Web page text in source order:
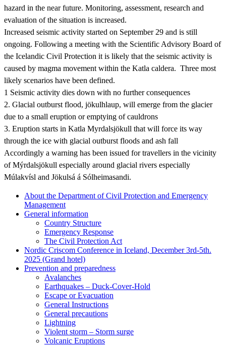
hazard in the near future. Monitoring, assessment, research and
evaluation of the situation is increased.
Increased seismic activity started on September 29 and is still
ongoing. Following a meeting with the Scientific Advisory Board of
the Icelandic Civil Protection it is likely that the seismic activity is
caused by magma movement within the Katla caldera. Three most
likely scenarios have been defined.
1 Seismic activity dies down with no further consequences
2. Glacial outburst flood, jökulhlaup, will emerge from the glacier
due to a small eruption or emptying of cauldrons
3. Eruption starts in Katla Myrdalsjökull that will force its way
through the ice with glacial outburst floods and ash fall
Accordingly a warning has been issued for travellers in the vicinity
of Mýrdalsjökull especially around glacial rivers especially
Múlakvísl and Jökulsá á Sólheimasandi.
About the Department of Civil Protection and Emergency
Management
General information
Country Structure
Emergency Response
The Civil Protection Act
Nordic Criscom Conference in Iceland, December 3rd-5th.
2025 (Grand hotel)
Prevention and preparedness
Avalanches
Earthquakes – Duck-Cover-Hold
Escape or Evacuation
General Instructions
General precautions
Lightning
Violent storm – Storm surge
Volcanic Eruptions